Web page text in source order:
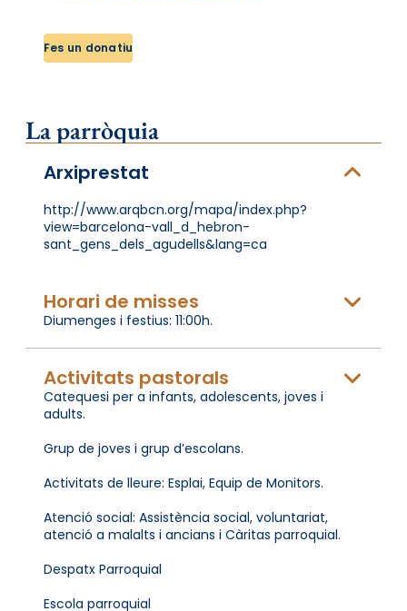
Fes un donatiu
La parròquia
Arxiprestat
http://www.arqbcn.org/mapa/index.php?
view=barcelona-vall_d_hebron-
sant_gens_dels_agudells&lang=ca
Horari de misses
Diumenges i festius: 11:00h.
Activitats pastorals
Catequesi per a infants, adolescents, joves i
adults.
Grup de joves i grup d’escolans.
Activitats de lleure: Esplai, Equip de Monitors.
Atenció social: Assistència social, voluntariat,
atenció a malalts i ancians i Càritas parroquial.
Despatx Parroquial
Escola parroquial